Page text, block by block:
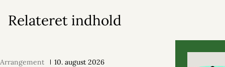
Relateret indhold
Arrangement 10. august 2026